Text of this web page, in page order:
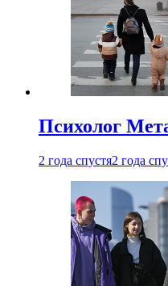
Психолог
2 года спустя2 года